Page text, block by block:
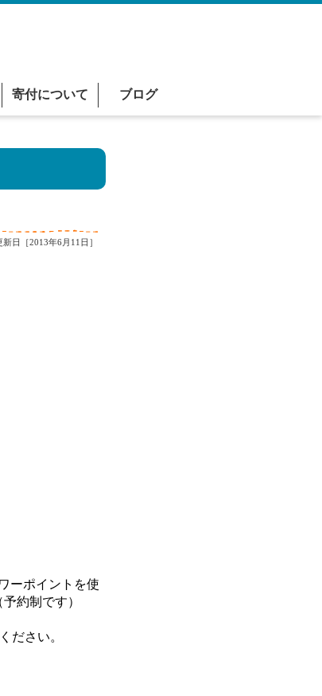
寄付について ブログ
新日［2013年6月11日］
ーポイントを使
予約制です）
ださい。